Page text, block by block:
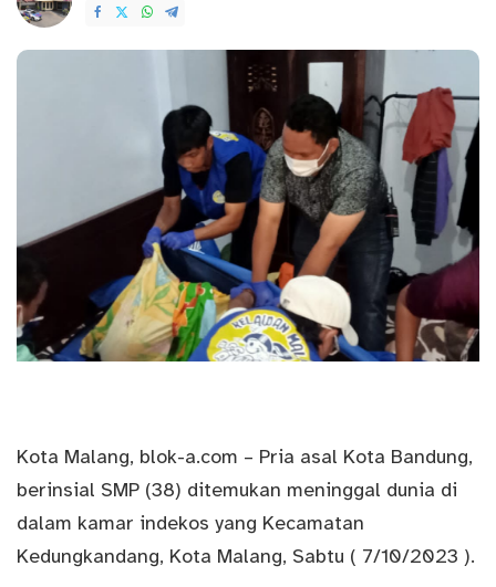
by
Kota Malang, blok-a.com – Pria asal Kota Bandung,
berinsial SMP (38) ditemukan meninggal dunia di
dalam kamar indekos yang Kecamatan
Kedungkandang, Kota Malang, Sabtu ( 7/10/2023 ).